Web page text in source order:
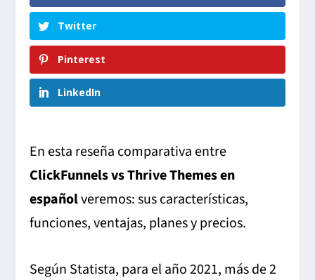
Twitter
Pinterest
LinkedIn
En esta reseña comparativa entre
ClickFunnels vs Thrive Themes en
españolveremos: sus características,
funciones, ventajas, planes y precios.
Según Statista, para el año 2021, más de 2